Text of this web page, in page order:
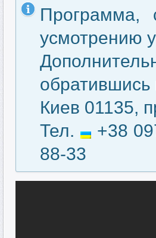
Программа,
усмотрению
обратившись
Киев 01135,
Тел.
+38
88-33